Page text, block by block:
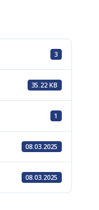
3
35.22 KB
1
08.03.2025
08.03.2025